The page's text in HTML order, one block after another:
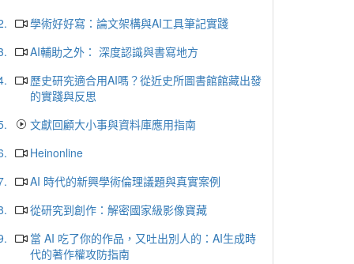
學術好好寫：論文架構與AI工具筆記實踐
AI輔助之外： 深度認識與書寫地方
歷史研究適合用AI嗎？從近史所圖書館館藏出發
的實踐與反思
文獻回顧大小事與資料庫應用指南
Heinonline
AI 時代的新興學術倫理議題與真實案例
從研究到創作：解密國家級影像寶藏
當 AI 吃了你的作品，又吐出別人的：AI生成時
代的著作權攻防指南